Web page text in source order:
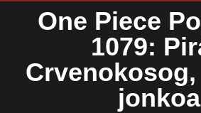
One Piece
1079:
jonkoa